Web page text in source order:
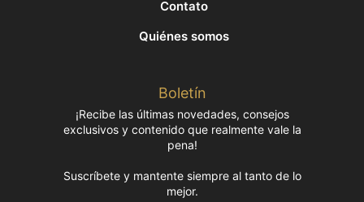
Contato
Quiénes somos
Boletín
¡Recibe las últimas novedades, consejos
exclusivos y contenido que realmente vale la
pena!
Suscríbete y mantente siempre al tanto de lo
mejor.